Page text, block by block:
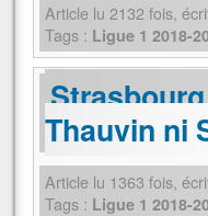
Article lu 2132 fois,
Tags : Ligue 1 2018-
Thauvin ni
Article lu 1363 fois,
Tags : Ligue 1 2018-